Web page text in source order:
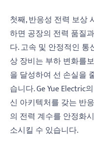
첫째, 반응성 전력 보상
하면 공장의 전력 품질
다. 고속 및 안정적인
상 장비는 부하 변화를
을 달성하여 선 손실을
습니다. Ge Yue Electric
신 아키텍처를 갖는 반
의 전력 계수를 안정화
소시킬 수 있습니다.